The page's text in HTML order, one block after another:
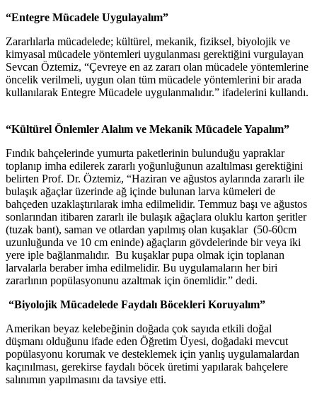
“Entegre Mücadele Uygulayalım”
Zararlılarla mücadelede; kültürel, mekanik, fiziksel, biyolojik ve
kimyasal mücadele yöntemleri uygulanması gerektiğini vurgulayan
Sevcan Öztemiz, “Çevreye en az zararı olan mücadele yöntemlerine
öncelik verilmeli, uygun olan tüm mücadele yöntemlerini bir arada
kullanılarak Entegre Mücadele uygulanmalıdır.” ifadelerini kullandı.
“Kültürel Önlemler Alalım ve Mekanik Mücadele Yapalım”
Fındık bahçelerinde yumurta paketlerinin bulunduğu yapraklar
toplanıp imha edilerek zararlı yoğunluğunun azaltılması gerektiğini
belirten Prof. Dr. Öztemiz, “Haziran ve ağustos aylarında zararlı ile
bulaşık ağaçlar üzerinde ağ içinde bulunan larva kümeleri de
bahçeden uzaklaştırılarak imha edilmelidir. Temmuz başı ve ağustos
sonlarından itibaren zararlı ile bulaşık ağaçlara oluklu karton şeritler
(tuzak bant), saman ve otlardan yapılmış olan kuşaklar (50-60cm
uzunluğunda ve 10 cm eninde) ağaçların gövdelerinde bir veya iki
yere iple bağlanmalıdır. Bu kuşaklar pupa olmak için toplanan
larvalarla beraber imha edilmelidir. Bu uygulamaların her biri
zararlının popülasyonunu azaltmak için önemlidir.” dedi.
“Biyolojik Mücadelede Faydalı Böcekleri Koruyalım”
Amerikan beyaz kelebeğinin doğada çok sayıda etkili doğal
düşmanı olduğunu ifade eden Öğretim Üyesi, doğadaki mevcut
popülasyonu korumak ve desteklemek için yanlış uygulamalardan
kaçınılması, gerekirse faydalı böcek üretimi yapılarak bahçelere
salınımın yapılmasını da tavsiye etti.